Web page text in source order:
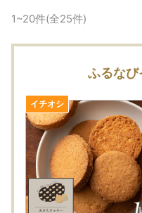
・メールでのお問い合わ
かかる場合がございます
1~20件(全25件)
ふるなび